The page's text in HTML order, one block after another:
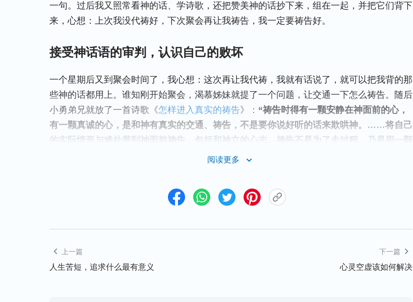
一句。过后我又照常看神的话、学诗歌，还把赞美神的话抄下来，组在一起，并把它们背下
来，心想：上次我没代祷好，下次聚会再让我祷告，我一定要祷告好。
接受神话语的审判，认识自己的败坏
一个星期后又到聚会时间了，我心想：这次再让我代祷，我就有话说了，就可以把我背的那
些神的话都用上。谁知刚开始聚会，渴慕姊妹就提了一个问题，让交通一下怎么祷告。随后
小勇弟兄就放了一首诗歌《怎样进入真实的祷告》： “祷告时得有一颗安静在神面前的心，
有一颗真诚的心，是和神有真实的交通、祷告，不是要你说好听的话来欺哄神。……将自己
的实际情形与难处带到神面前祷告，包括和神立的心志。祷告不是为了走过程，乃是用一颗
真心来寻求神，求神保守你的心，使你的心能够时常安静在神面前，在神给你摆设的环境当
告就是把自己真实的情形说出来，能与神相交建立正常关系，并不是让我们说好听、瞎赞美
是跟神相交说心里话，说自己真实的情形，我这不是宗教仪式的祷告吗？明白神的心意后，
我知道自己应该跟神说心里话，接下来我就把自己的这些做法向神祷告。祷告后，刘姊妹就
对我说：“你的地位心很重。”当时我不理解，心想：怎么会说我的地位心太重了呢？
阅读更多
上一篇
人生苦短，追求什么最有意义
下一篇
心灵空虚该如何解决